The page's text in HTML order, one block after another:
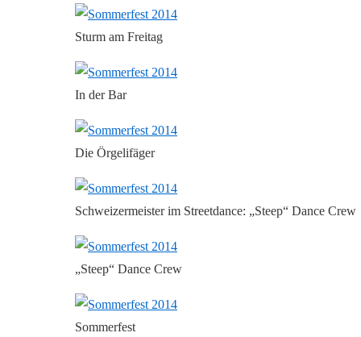
Sturm am Freitag
In der Bar
Die Örgelifäger
Schweizermeister im Streetdance: „Steep“ Dance Crew
„Steep“ Dance Crew
Sommerfest